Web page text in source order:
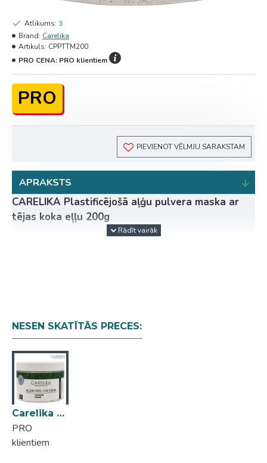
PRO
Atlikums: 3
Brand: Carelika
Artikuls: CPPTTM200
PRO CENA: PRO klientiem
PIEVIENOT VĒLMJU SARAKSTAM
APRAKSTS
CARELIKA Plastificējošā aļģu pulvera maska ar
tējas koka eļļu 200g
Paredzēta taukainai ādai ar pūtītēm.
iekaisuma stāvokli.
Vītolu lapas, kas satur dabīgu salicilskābi, attīra
taukaino ādu un balina pūtīšu plankumus.
Cinku saturoši jūras dubļi regulē tauku sekrēciju.
entols - atsvaidzina, tam piemīt lieliskas
antiseptiskas un pretiekaisuma īpašības.
Skaistuma rituāls jūsu ādai:
Traukā, kurā ir 25 gr pulvera, ieliet 60 ml ūdens
NESEN SKATĪTĀS PRECES:
Carelika Algae Peel Off Mask Tea Tree Oil aļģu pulvera maska ar tējas koka eļļu 200g
PRO
klientiem